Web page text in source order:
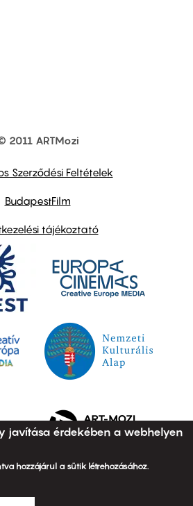
2011 ARTMozi
Szerződési Feltételek
BudapestFilm
tájékoztató
javítása érdekében a webhelyen
hozzájárul a sütik létrehozásához.